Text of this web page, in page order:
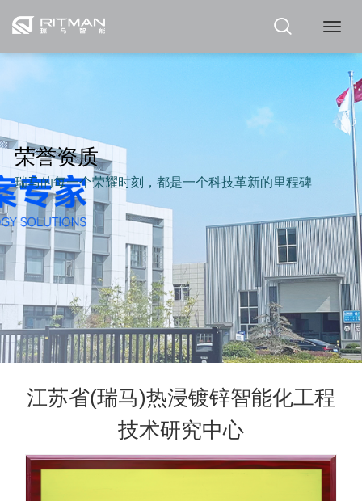
瑞
荣誉资质
瑞马的每一个荣耀时刻，都是一个科技革新的里程碑
江苏省(瑞马)热浸镀锌智能化工程
技术研究中心